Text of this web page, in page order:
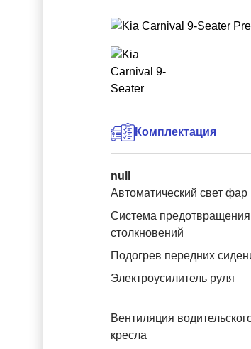
Комплектация
null
Автоматический свет фар
Система предотвращения
столкновений
Подогрев передних
Электроусилитель руля
Вентиляция
кресла